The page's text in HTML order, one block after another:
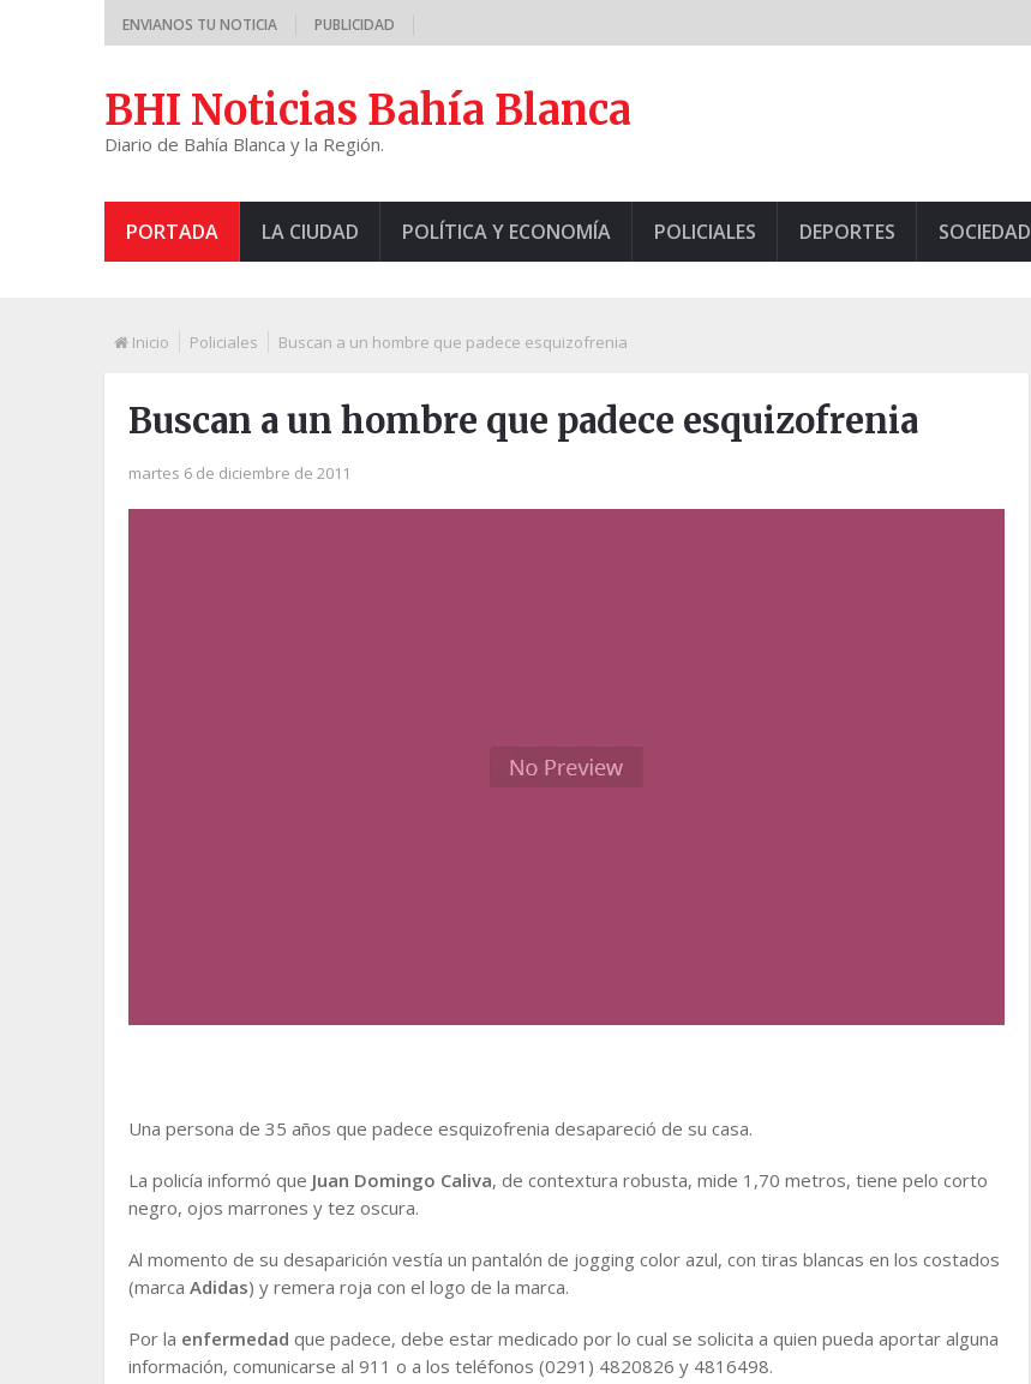
ENVIANOS TU NOTICIA PUBLICIDAD
BHI Noticias Bahía Blanca
Diario de Bahía Blanca y la Región.
PORTADA LA CIUDAD POLÍTICA Y ECONOMÍA POLICIALES DEPORTES SOCIEDAD
Inicio Policiales Buscan a un hombre que padece esquizofrenia
Buscan a un hombre que padece esquizofrenia
martes 6 de diciembre de 2011
Una persona de 35 años que padece esquizofrenia desapareció de su casa.
La policía informó que Juan Domingo Caliva, de contextura robusta, mide 1,70 metros, tiene pelo corto
negro, ojos marrones y tez oscura.
Al momento de su desaparición vestía un pantalón de jogging color azul, con tiras blancas en los costados
(marca Adidas) y remera roja con el logo de la marca.
Por la enfermedad que padece, debe estar medicado por lo cual se solicita a quien pueda aportar alguna
información, comunicarse al 911 o a los teléfonos (0291) 4820826 y 4816498.